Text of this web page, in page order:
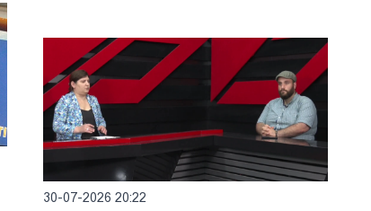
30-07-2026 20:22